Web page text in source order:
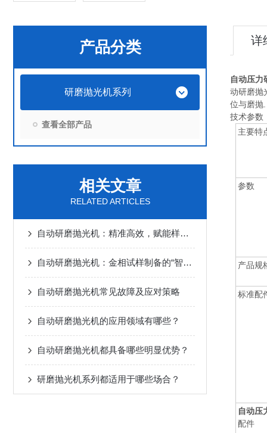
产品分类
研磨抛光机系列
查看全部产品
相关文章
RELATED ARTICLES
自动研磨抛光机：精准高效，赋能样品制备精细化升级
自动研磨抛光机：金相试样制备的“智能精修师”
自动研磨抛光机常见故障及应对策略
自动研磨抛光机的应用领域有哪些？
自动研磨抛光机都具备哪些明显优势？
研磨抛光机系列都适用于哪些场合？
详
自动压力
动研磨抛
位与磨抛.
技术参数
主要特
参数
产品规
标准配
自动压
配件